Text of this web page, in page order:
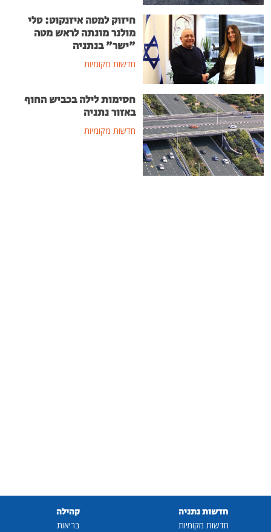
חיזוק למטה איזנקוט: טלי
מולנר מונתה לראש מטה
"ישר" בנתניה
חדשות מקומיות
חסימות לילה בכביש החוף
באזור נתניה
חדשות מקומיות
חדשות נתניה
חדשות מקומיות
קהילה
בריאות